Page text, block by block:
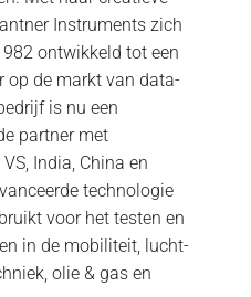
Instruments zich
ontwikkeld tot een
op de markt van data-
is nu een
partner met
India, China en
technologie
voor het testen en
in de mobiliteit, lucht-
olie & gas en